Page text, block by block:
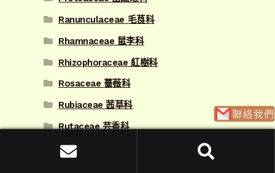
Ranunculaceae 毛茛科
Rhamnaceae 鼠李科
Rhizophoraceae 紅樹科
Rosaceae 薔薇科
Rubiaceae 茜草科
Rutaceae 芸香科
Sabiaceae 清風藤科
搜